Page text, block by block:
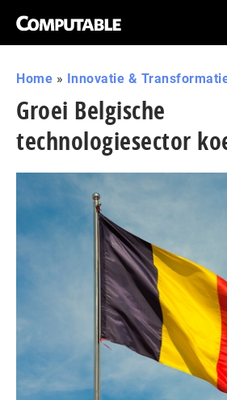
Home » Innovatie &
Groei Belgische
technologiesector